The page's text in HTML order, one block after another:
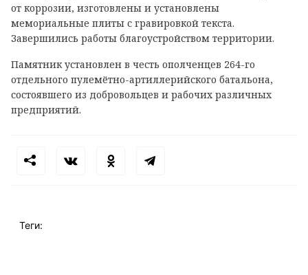
от коррозии, изготовлены и установлены
мемориальные плиты с гравировкой текста.
Завершились работы благоустройством территории.
Памятник установлен в честь ополченцев 264-го
отдельного пулемётно-артиллерийского батальона,
состоявшего из добровольцев и рабочих различных
предприятий.
Теги: